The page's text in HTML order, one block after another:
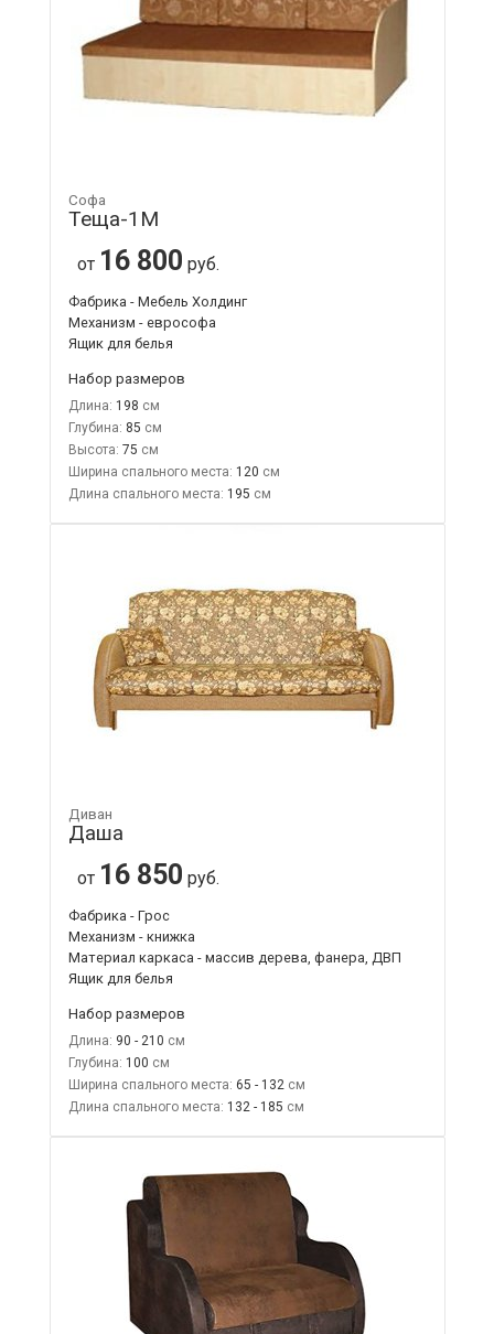
Софа
Теща-1М
от 16 800 руб.
Фабрика - Мебель Холдинг
Механизм - еврософа
Ящик для белья
Набор размеров
Длина: 198
Глубина: 85
Высота: 75
Ширина спального места: 120
Длина спального места: 195
Диван
Даша
от 16 850 руб.
Фабрика - Грос
Механизм - книжка
Материал каркаса - массив дерева, фанера, ДВП
Ящик для белья
Набор размеров
Длина: 90 - 210
Глубина: 100
Ширина спального места: 65 - 132
Длина спального места: 132 - 185